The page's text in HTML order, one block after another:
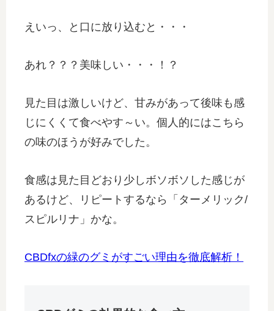
えいっ、と口に放り込むと・・・
あれ？？？美味しい・・・！？
見た目は激しいけど、甘みがあって後味も感
じにくくて食べやす～い。個人的にはこちら
の味のほうが好みでした。
食感は見た目どおり少しボソボソした感じが
あるけど、リピートするなら「ターメリック/
スピルリナ」かな。
CBDfxの緑のグミがすごい理由を徹底解析！